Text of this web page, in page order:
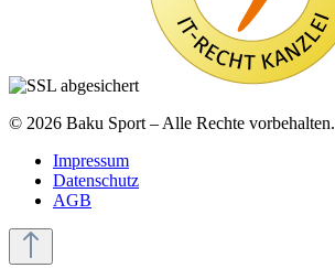
© 2026 Baku Sport – Alle Rechte vorbehalten.
Impressum
Datenschutz
AGB